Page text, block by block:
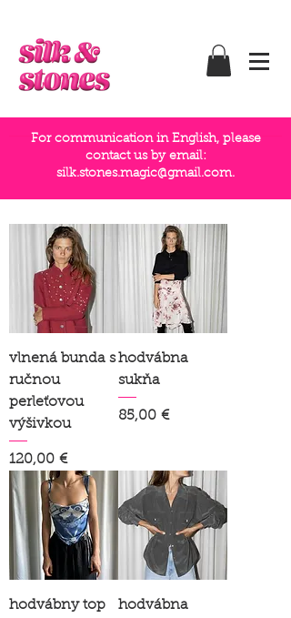
For communication in English, please
contact us by email:
silk.stones.magic@gmail.com.
vlnená bunda s
ručnou
perleťovou
výšivkou
Price
120,00 €
hodvábna
sukňa
Price
85,00 €
hodvábny top
hodvábna